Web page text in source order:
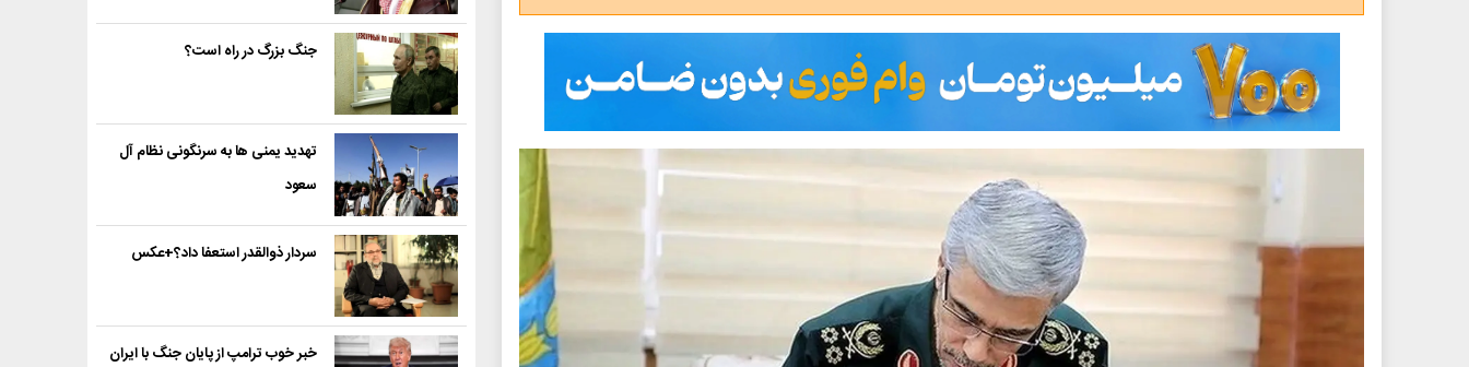
جنگ بزرگ در راه است؟
تهدید یمنی ها به سرنگونی نظام آل
سعود
سردار ذوالقدر استعفا داد؟+عکس
خبر خوب ترامپ از پایان جنگ با ایران